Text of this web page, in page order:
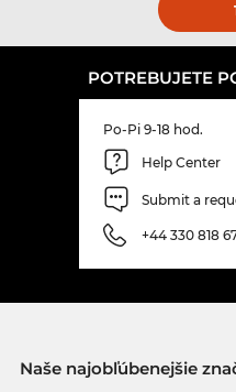
POTREBUJETE
Po-Pi 9-18 hod.
Help Center
Submit a
+44 330 818
Naše najobľúbenejšie